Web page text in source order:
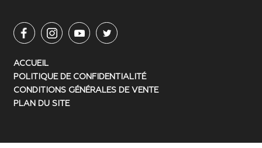
ACCUEIL
POLITIQUE DE CONFIDENTIALITÉ
CONDITIONS GÉNÉRALES DE VENTE
PLAN DU SITE